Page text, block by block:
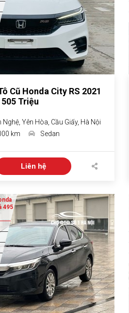
Cũ Honda City RS 2021
Triệu
Yên Hòa, Cầu Giấy, Hà Nội
km Sedan
Liên hệ
495